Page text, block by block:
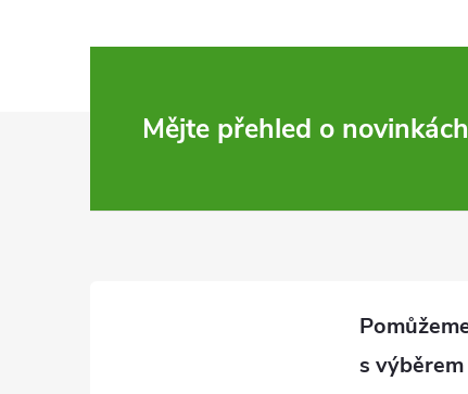
Mějte přehled o novinkách